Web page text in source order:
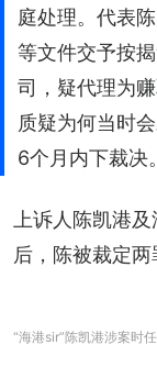
庭处理。代表
等文件交予按
司，疑代理为
质疑为何当时
6个月内下裁决。
上诉人陈凯港
后，陈被裁定两
“海港sir”陈凯港涉案时